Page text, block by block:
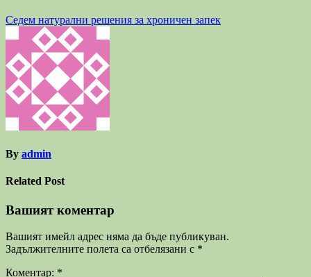
Навигация
Седем натурални решения за хроничен запек
By admin
Related Post
Вашият коментар
Вашият имейл адрес няма да бъде публикуван.
Задължителните полета са отбелязани с *
Коментар: *